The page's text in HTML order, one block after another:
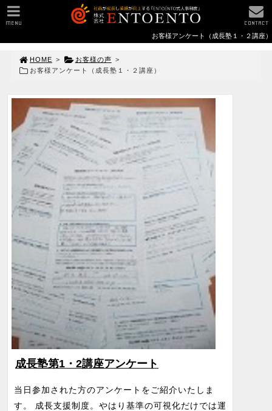
お客様アンケート（成長塾１・２講座）
HOME > お客様の声 >
お客様アンケート（成長塾１・２講座）
成長塾第1・2講座アンケート
当日参加された方のアンケートをご紹介いたしま
す。 成長支援制度。やはり基準の可視化だけでは運
MENU CONTACT